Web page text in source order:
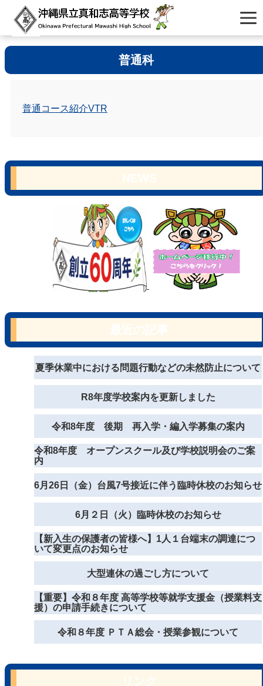
普通科
普通コース紹介VTR
夏季休業中における問題行動などの未然防止について
R8年度学校案内を更新しました
令和8年度 後期 再入学・編入学募集の案内
令和8年度 オープンスクール及び学校説明会のご案
内
6月26日（金）台風7号接近に伴う臨時休校のお知らせ
6月２日（火）臨時休校のお知らせ
【新入生の保護者の皆様へ】1人１台端末の調達につ
いて変更点のお知らせ
大型連休の過ごし方について
【重要】令和８年度 高等学校等就学支援金（授業料支
援）の申請手続きについて
令和８年度 ＰＴＡ総会・授業参観について